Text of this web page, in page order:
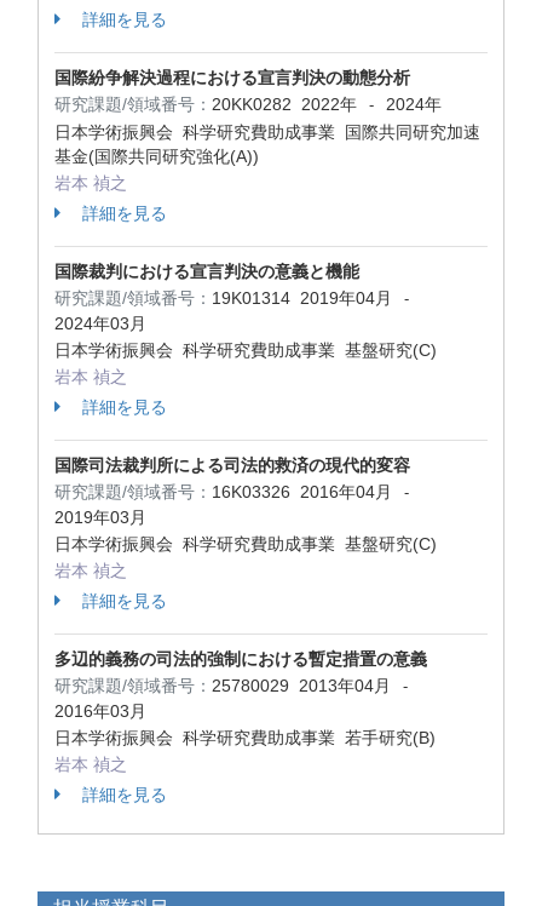
詳細を見る
国際紛争解決過程における宣言判決の動態分析
研究課題/領域番号： 20KK0282 2022年 -
2024年
日本学術振興会 科学研究費助成事業 国際共同研究加速
基金(国際共同研究強化(A))
岩本 禎之
詳細を見る
国際裁判における宣言判決の意義と機能
研究課題/領域番号： 19K01314 2019年04月 -
2024年03月
日本学術振興会 科学研究費助成事業 基盤研究(C)
岩本 禎之
詳細を見る
国際司法裁判所による司法的救済の現代的変容
研究課題/領域番号： 16K03326 2016年04月 -
2019年03月
日本学術振興会 科学研究費助成事業 基盤研究(C)
岩本 禎之
詳細を見る
多辺的義務の司法的強制における暫定措置の意義
研究課題/領域番号： 25780029 2013年04月 -
2016年03月
日本学術振興会 科学研究費助成事業 若手研究(B)
岩本 禎之
詳細を見る